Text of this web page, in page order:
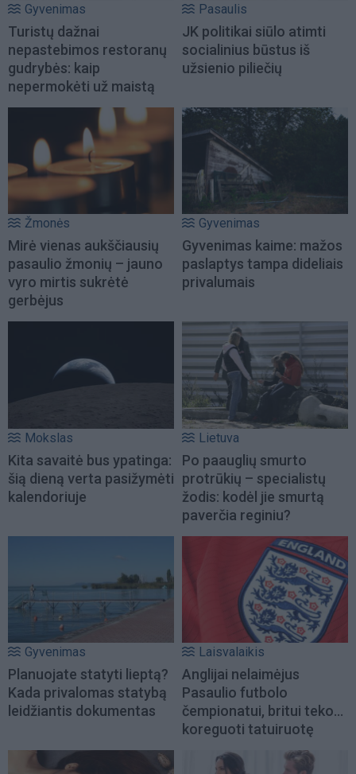
Gyvenimas
Turistų dažnai
nepastebimos restoranų
gudrybės: kaip
nepermokėti už maistą
Pasaulis
JK politikai siūlo atimti
socialinius būstus iš
užsienio piliečių
Žmonės
Mirė vienas aukščiausių
pasaulio žmonių – jauno
vyro mirtis sukrėtė
gerbėjus
Gyvenimas
Gyvenimas kaime: mažos
paslaptys tampa dideliais
privalumais
Mokslas
Kita savaitė bus ypatinga:
šią dieną verta pasižymėti
kalendoriuje
Lietuva
Po paauglių smurto
protrūkių – specialistų
žodis: kodėl jie smurtą
paverčia reginiu?
Gyvenimas
Planuojate statyti lieptą?
Kada privalomas statybą
leidžiantis dokumentas
Laisvalaikis
Anglijai nelaimėjus
Pasaulio futbolo
čempionatui, britui teko...
koreguoti tatuiruotę